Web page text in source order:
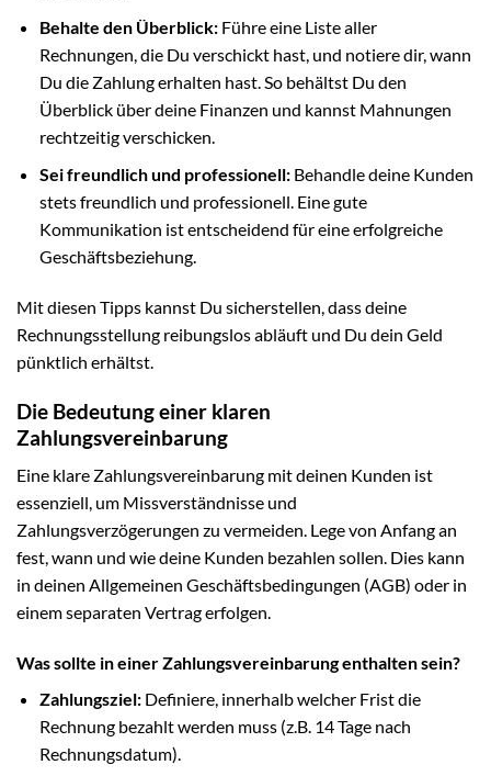
Behalte den Überblick:Führe eine Liste aller
Rechnungen, die Du verschickt hast, und notiere dir, wann
Du die Zahlung erhalten hast. So behältst Du den
Überblick über deine Finanzen und kannst Mahnungen
rechtzeitig verschicken.
Sei freundlich und professionell:Behandle deine Kunden
stets freundlich und professionell. Eine gute
Kommunikation ist entscheidend für eine erfolgreiche
Geschäftsbeziehung.
Mit diesen Tipps kannst Du sicherstellen, dass deine
Rechnungsstellung reibungslos abläuft und Du dein Geld
pünktlich erhältst.
Die Bedeutung einer klaren
Zahlungsvereinbarung
Eine klare Zahlungsvereinbarung mit deinen Kunden ist
essenziell, um Missverständnisse und
Zahlungsverzögerungen zu vermeiden. Lege von Anfang an
fest, wann und wie deine Kunden bezahlen sollen. Dies kann
in deinen Allgemeinen Geschäftsbedingungen (AGB) oder in
einem separaten Vertrag erfolgen.
Was sollte in einer Zahlungsvereinbarung enthalten sein?
Zahlungsziel:Definiere, innerhalb welcher Frist die
Rechnung bezahlt werden muss (z.B. 14 Tage nach
Rechnungsdatum).